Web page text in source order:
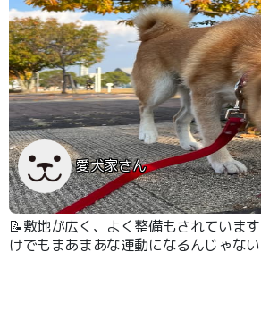
愛犬家さん
📝敷地が広く、よく整備もされていま
けでもまあまあな運動になるんじゃない